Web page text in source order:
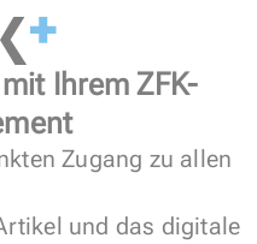
Ihrem ZFK-
Zugang zu allen
und das digitale